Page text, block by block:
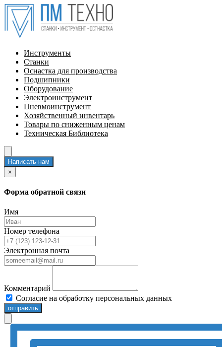
Инструменты
Станки
Оснастка для производства
Подшипники
Оборудование
Электроинструмент
Пневмоинструмент
Хозяйственный инвентарь
Товары по сниженным ценам
Техническая Библиотека
Написать нам
×
Форма обратной связи
Имя
Номер телефона
Электронная почта
Комментарий
Согласие на обработку персональных данных
отправить